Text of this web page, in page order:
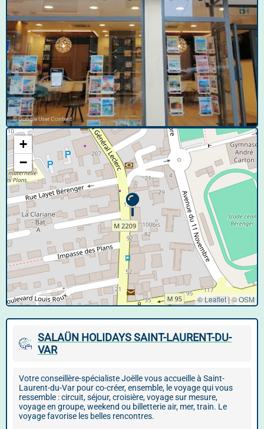
© Google User Content
+
−
© Leaflet|©OSM
SALAÜN HOLIDAYS SAINT-LAURENT-DU-
VAR
Votre conseillère-spécialiste Joëlle vous accueille à Saint-
Laurent-du-Var pour co-créer, ensemble, le voyage qui vous
ressemble : circuit, séjour, croisière, voyage sur mesure,
voyage en groupe, weekend ou billetterie air, mer, train. Le
voyage favorise les belles rencontres.